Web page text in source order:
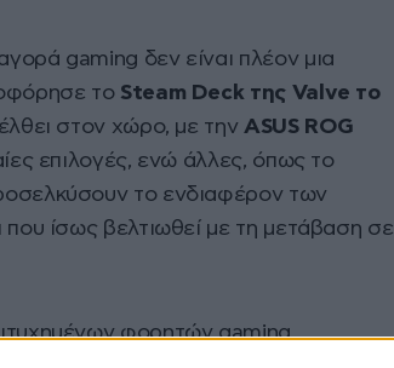
gaming δεν είναι πλέον μια
το Steam Deck της Valve το
στον χώρο, με την ASUS ROG
επιλογές, ενώ άλλες, όπως το
το ενδιαφέρον των
ίσως βελτιωθεί με τη μετάβαση σε
φορητών gaming